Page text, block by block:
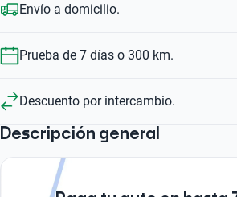
Envío a domicilio.
Prueba de 7 días o 300 km.
Descuento por intercambio.
Descripción general